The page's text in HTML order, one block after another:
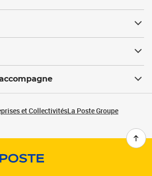
et CollectivitésLa Poste Groupe